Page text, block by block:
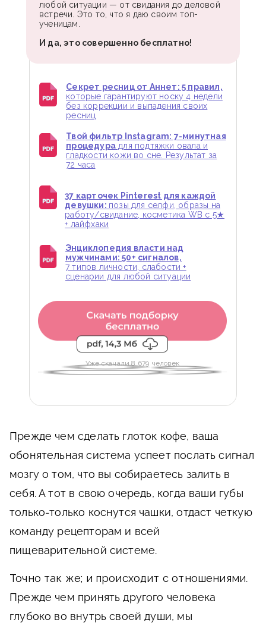
любой ситуации — от свидания до деловой
встречи. Это то, что я даю своим топ-
ученицам.
И да, это совершенно бесплатно!
Секрет ресниц от Аннет: 5 правил,
которые гарантируют носку 4 недели
без коррекции и выпадения своих
ресниц
Твой фильтр Instagram: 7-минутная
процедурадля подтяжки овала и
гладкости кожи во сне. Результат за
72 часа
Уже скачали 8 679 человек
37 карточек Pinterest для каждой
девушки: позы для селфи, образы на
работу/свидание, косметика WB с 5★
+ лайфхаки
Энциклопедия власти над
мужчинами: 50+ сигналов,
7 типов личности, слабости +
сценарии для любой ситуации
Прежде чем сделать глоток кофе, ваша
обонятельная система успеет послать сигнал
мозгу о том, что вы собираетесь залить в
себя. А тот в свою очередь, когда ваши губы
только-только коснутся чашки, отдаст четкую
команду рецепторам и всей
пищеварительной системе.
Точно так же; и происходит с отношениями.
Прежде чем принять другого человека
глубоко во внутрь своей души, мы